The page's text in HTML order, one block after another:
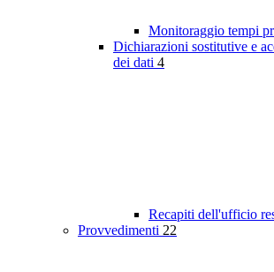
Monitoraggio tempi
Dichiarazioni sostitutive e
dei dati 4
Recapiti dell'ufficio
Provvedimenti 22